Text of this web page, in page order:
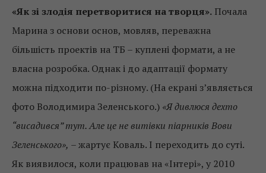
«Як зі злодія перетворитися на творця». Почала
Марина з основи основ, мовляв, переважна
більшість проектів на ТБ – куплені формати, а не
власна розробка. Однак і до адаптації формату
можна підходити по-різному. (На екрані з’являється
фото Володимира Зеленського.) «Я дивлюся дехто
“висадився” тут. Але це не витівки піарників Вови
Зеленського», – жартує Коваль. І переходить до суті.
Як виявилося, коли працював на «Інтері», у 2010